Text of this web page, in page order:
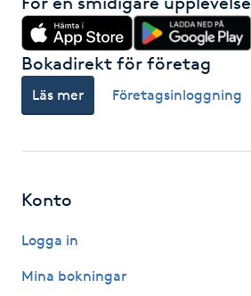
Hälsprickor
IR-massage
Bokadirekt för företag
Läs mer Företagsinloggning
Konto
Logga in
Mina bokningar